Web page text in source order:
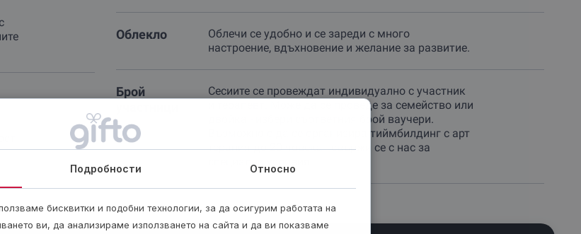
Облекло
Облечи се удобно и се зареди с много
настроение, вдъхновение и желание за развитие.
Брой
Сесиите се провеждат индивидуално с участник
и терапевт. Може да се проведе за семейство или
двойка - избери съответния брой ваучери.
Възможно е да се организира тиймбилдинг с арт
терапия до 20 човека - свържи се с нас за
Подробности Относно
бисквитки и подобни технологии, за да осигурим работата на
ви, да анализираме използването на сайта и да ви показваме